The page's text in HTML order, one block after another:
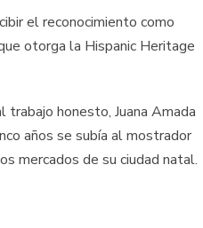
el reconocimiento como
otorga la Hispanic Heritage
trabajo honesto, Juana Amada
años se subía al mostrador
mercados de su ciudad natal.